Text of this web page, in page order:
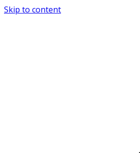
Skip to content